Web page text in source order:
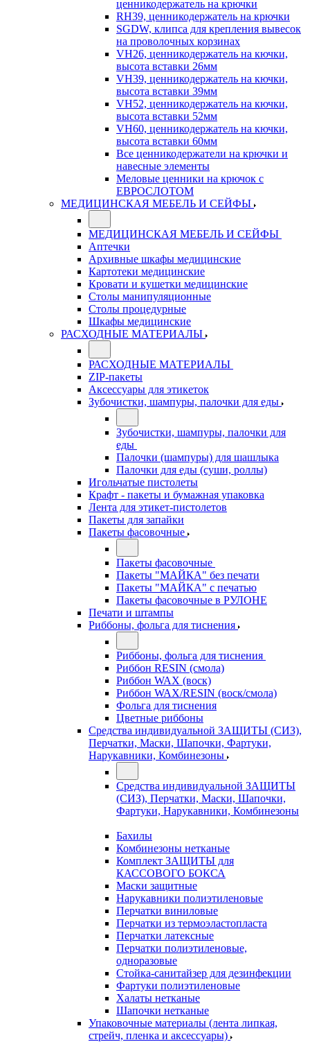
ценникодержатель на крючки
RH39, ценникодержатель на крючки
SGDW, клипса для крепления вывесок
на проволочных корзинах
VH26, ценникодержатель на кючки,
высота вставки 26мм
VH39, ценникодержатель на кючки,
высота вставки 39мм
VH52, ценникодержатель на кючки,
высота вставки 52мм
VH60, ценникодержатель на кючки,
высота вставки 60мм
Все ценникодержатели на крючки и
навесные элементы
Меловые ценники на крючок с
ЕВРОСЛОТОМ
МЕДИЦИНСКАЯ МЕБЕЛЬ И СЕЙФЫ
МЕДИЦИНСКАЯ МЕБЕЛЬ И СЕЙФЫ
Аптечки
Архивные шкафы медицинские
Картотеки медицинские
Кровати и кушетки медицинские
Столы манипуляционные
Столы процедурные
Шкафы медицинские
РАСХОДНЫЕ МАТЕРИАЛЫ
РАСХОДНЫЕ МАТЕРИАЛЫ
ZIP-пакеты
Аксессуары для этикеток
Зубочистки, шампуры, палочки для еды
Зубочистки, шампуры, палочки для
еды
Палочки (шампуры) для шашлыка
Палочки для еды (суши, роллы)
Игольчатые пистолеты
Крафт - пакеты и бумажная упаковка
Лента для этикет-пистолетов
Пакеты для запайки
Пакеты фасовочные
Пакеты фасовочные
Пакеты "МАЙКА" без печати
Пакеты "МАЙКА" с печатью
Пакеты фасовочные в РУЛОНЕ
Печати и штампы
Риббоны, фольга для тиснения
Риббоны, фольга для тиснения
Риббон RESIN (смола)
Риббон WAX (воск)
Риббон WAX/RESIN (воск/смола)
Фольга для тиснения
Цветные риббоны
Средства индивидуальной ЗАЩИТЫ (СИЗ),
Перчатки, Маски, Шапочки, Фартуки,
Нарукавники, Комбинезоны
Средства индивидуальной ЗАЩИТЫ
(СИЗ), Перчатки, Маски, Шапочки,
Фартуки, Нарукавники, Комбинезоны
Бахилы
Комбинезоны нетканые
Комплект ЗАЩИТЫ для
КАССОВОГО БОКСА
Маски защитные
Нарукавники полиэтиленовые
Перчатки виниловые
Перчатки из термоэластопласта
Перчатки латексные
Перчатки полиэтиленовые,
одноразовые
Стойка-санитайзер для дезинфекции
Фартуки полиэтиленовые
Халаты нетканые
Шапочки нетканые
Упаковочные материалы (лента липкая,
стрейч, пленка и аксессуары)